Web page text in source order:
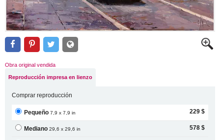
Obra original vendida
Reproducción impresa en lienzo
Comprar reproducción
Pequeño7,9 x 7,9 in 229 $
Mediano29,6 x 29,6 in 578 $